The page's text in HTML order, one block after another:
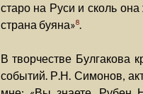
старо на Руси и сколь
страна буяна»8.
В творчестве Булгакова
событий. Р.Н. Симонов,